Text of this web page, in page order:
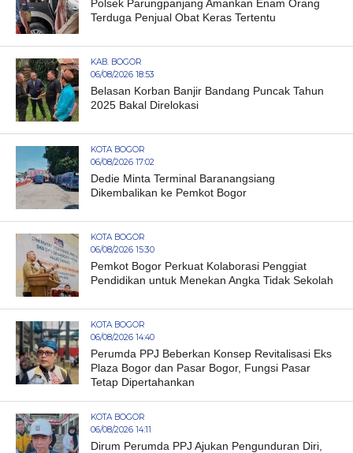
Polsek Parungpanjang Amankan Enam Orang
Terduga Penjual Obat Keras Tertentu
KAB. BOGOR
06/08/2026 18:53
Belasan Korban Banjir Bandang Puncak Tahun
2025 Bakal Direlokasi
KOTA BOGOR
06/08/2026 17:02
Dedie Minta Terminal Baranangsiang
Dikembalikan ke Pemkot Bogor
KOTA BOGOR
06/08/2026 15:30
Pemkot Bogor Perkuat Kolaborasi Penggiat
Pendidikan untuk Menekan Angka Tidak Sekolah
KOTA BOGOR
06/08/2026 14:40
Perumda PPJ Beberkan Konsep Revitalisasi Eks
Plaza Bogor dan Pasar Bogor, Fungsi Pasar
Tetap Dipertahankan
KOTA BOGOR
06/08/2026 14:11
Dirum Perumda PPJ Ajukan Pengunduran Diri,